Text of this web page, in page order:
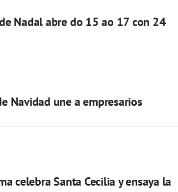
Nadal abre do 15 ao 17 con 24
Navidad une a empresarios
celebra Santa Cecilia y ensaya la